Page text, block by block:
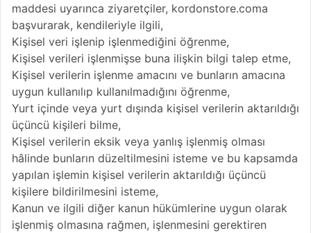
maddesi uyarınca ziyaretçiler, kordonstore.coma
başvurarak, kendileriyle ilgili,
Kişisel veri işlenip işlenmediğini öğrenme,
Kişisel verileri işlenmişse buna ilişkin bilgi talep etme,
Kişisel verilerin işlenme amacını ve bunların amacına
uygun kullanılıp kullanılmadığını öğrenme,
Yurt içinde veya yurt dışında kişisel verilerin aktarıldığı
üçüncü kişileri bilme,
Kişisel verilerin eksik veya yanlış işlenmiş olması
hâlinde bunların düzeltilmesini isteme ve bu kapsamda
yapılan işlemin kişisel verilerin aktarıldığı üçüncü
kişilere bildirilmesini isteme,
Kanun ve ilgili diğer kanun hükümlerine uygun olarak
işlenmiş olmasına rağmen, işlenmesini gerektiren